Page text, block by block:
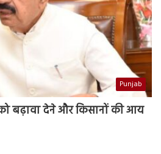
Punjab
बढ़ावा देने और किसानों की आय